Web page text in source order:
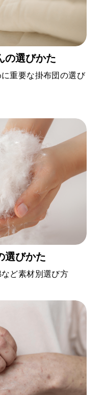
の選びかた
重要な掛布団の選び
選びかた
ど素材別選び方